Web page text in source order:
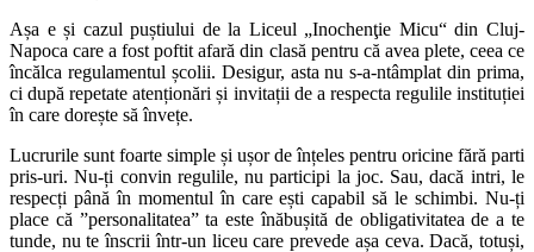
Așa e și cazul puștiului de la Liceul „Inochenţie Micu“ din Cluj-
Napoca care a fost poftit afară din clasă pentru că avea plete, ceea ce
încălca regulamentul școlii. Desigur, asta nu s-a-ntâmplat din prima,
ci după repetate atenționări și invitații de a respecta regulile instituției
în care dorește să învețe.
Lucrurile sunt foarte simple și ușor de înțeles pentru oricine fără parti
pris-uri. Nu-ți convin regulile, nu participi la joc. Sau, dacă intri, le
respecți până în momentul în care ești capabil să le schimbi. Nu-ți
place că ”personalitatea” ta este înăbușită de obligativitatea de a te
tunde, nu te înscrii într-un liceu care prevede așa ceva. Dacă, totuși,